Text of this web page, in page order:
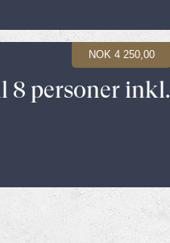
8 personer inkl.
NOK 4 250,00